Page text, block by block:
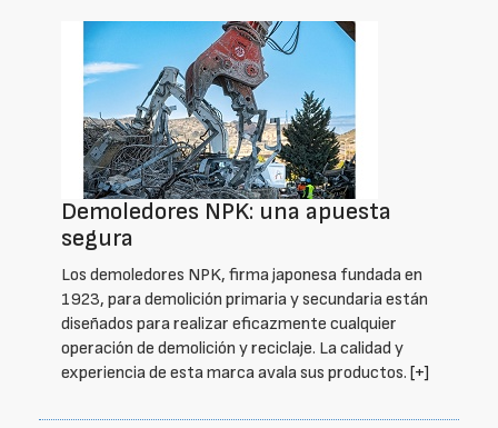
Demoledores NPK: una apuesta
segura
Los demoledores NPK, firma japonesa fundada en
1923, para demolición primaria y secundaria están
diseñados para realizar eficazmente cualquier
operación de demolición y reciclaje. La calidad y
experiencia de esta marca avala sus productos. [+]